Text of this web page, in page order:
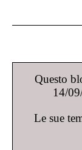
Questo
14/
Le sue